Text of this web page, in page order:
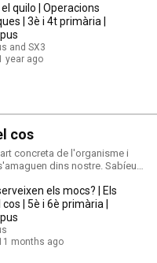
quilo | Operacions
| 3è i 4t primària |
and SX3
year ago
cos
concreta de l'organisme i
dins nostre. Sabíeu
parla quan tenim gana,
o no ens trobem bé... Si
us parla. Només heu
del SX3.
els mocs? | Els
| 5è i 6è primària |
months ago